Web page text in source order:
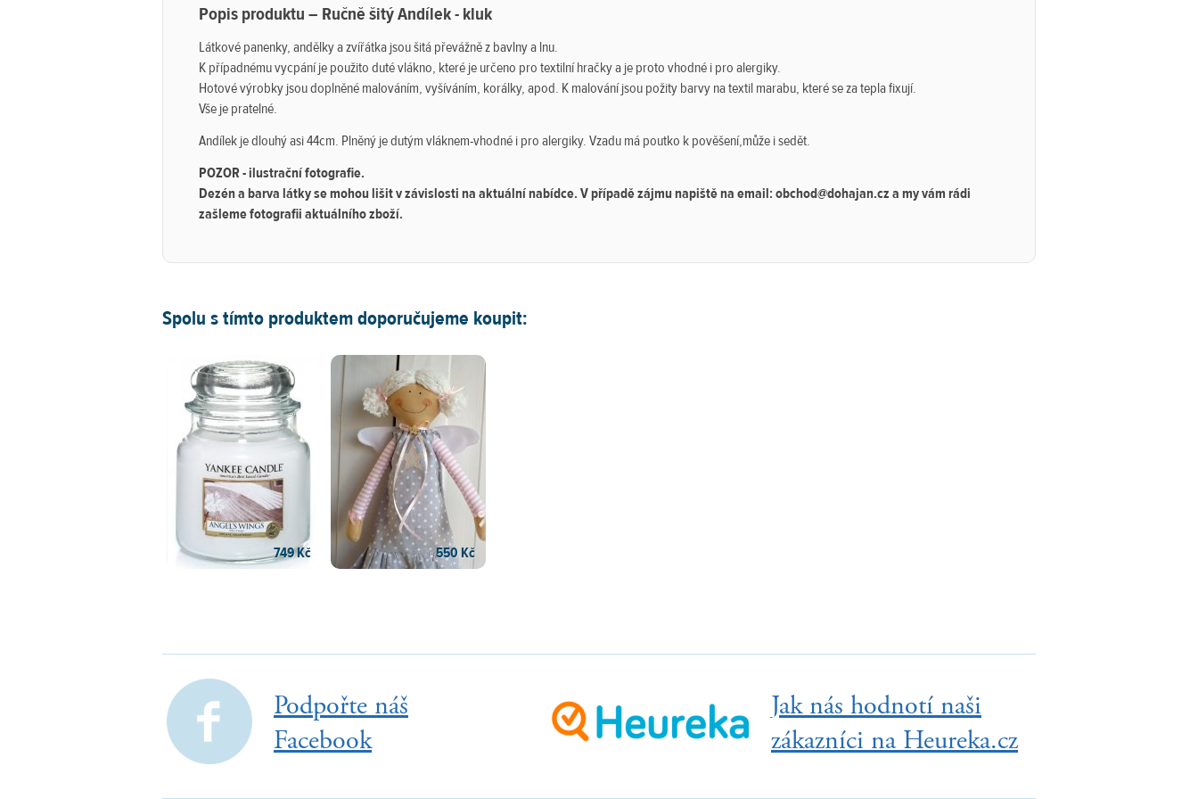
Popis produktu – Ručně šitý Andílek - kluk
Látkové panenky, andělky a zvířátka jsou šitá převážně z bavlny a lnu.
K případnému vycpání je použito duté vlákno, které je určeno pro textilní hračky a je proto vhodné i pro alergiky.
Hotové výrobky jsou doplněné malováním, vyšíváním, korálky, apod. K malování jsou požity barvy na textil marabu, které se za tepla fixují.
Vše je pratelné.
Andílek je dlouhý asi 44cm. Plněný je dutým vláknem-vhodné i pro alergiky. Vzadu má poutko k pověšení,může i sedět.
POZOR - ilustrační fotografie.
Dezén a barva látky se mohou lišit v závislosti na aktuální nabídce. V případě zájmu napiště na email: obchod@dohajan.cz a my vám rádi
zašleme fotografii aktuálního zboží.
Spolu s tímto produktem doporučujeme koupit:
749 Kč 550 Kč
Podpořte náš
Facebook
Jak nás hodnotí naši
zákazníci na Heureka.cz